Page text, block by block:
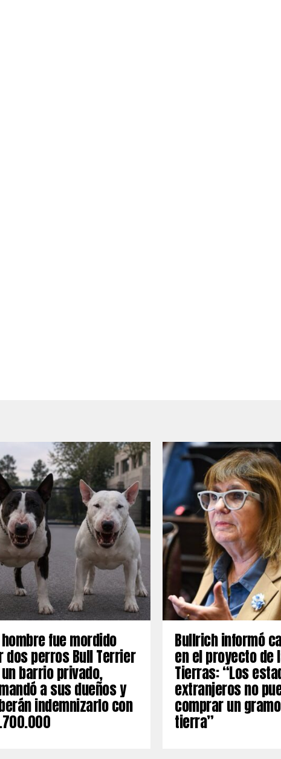
hombre fue mordido
dos perros Bull Terrier
barrio privado,
a sus dueños y
indemnizarlo con
Bullrich informó
en el proyecto de
Tierras: “Los
extranjeros no
comprar un
tierra”